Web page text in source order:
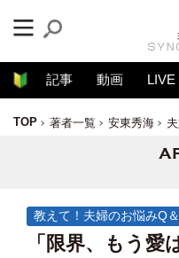
記事 動画 LIVE
TOP 著者一覧 安東秀海
教えて！夫婦のお悩みQ
「限界、もう